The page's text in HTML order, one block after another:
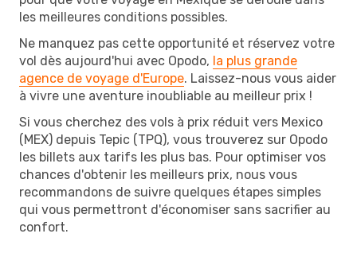
les meilleures conditions possibles.
Ne manquez pas cette opportunité et réservez votre
vol dès aujourd'hui avec Opodo, la plus grande
agence de voyage d'Europe. Laissez-nous vous aider
à vivre une aventure inoubliable au meilleur prix !
Si vous cherchez des vols à prix réduit vers Mexico
(MEX) depuis Tepic (TPQ), vous trouverez sur Opodo
les billets aux tarifs les plus bas. Pour optimiser vos
chances d'obtenir les meilleurs prix, nous vous
recommandons de suivre quelques étapes simples
qui vous permettront d'économiser sans sacrifier au
confort.